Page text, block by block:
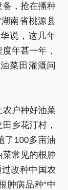
，抢在播种
南省桃源县
说，这几年
年甚一年，
菜田灌溉问
户种好油菜
乡花汀村，
了100多亩油
常见的根肿
改种中国农
肿病品种“中